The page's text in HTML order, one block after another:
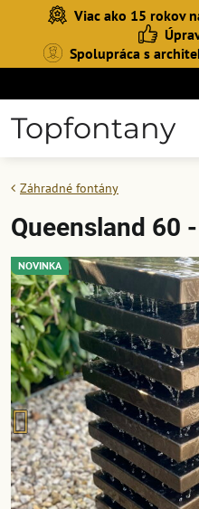
Viac ako 15 rokov
Spolupráca s
Topfontany
NOVINKA
Záhradné fontány
Queensland 60